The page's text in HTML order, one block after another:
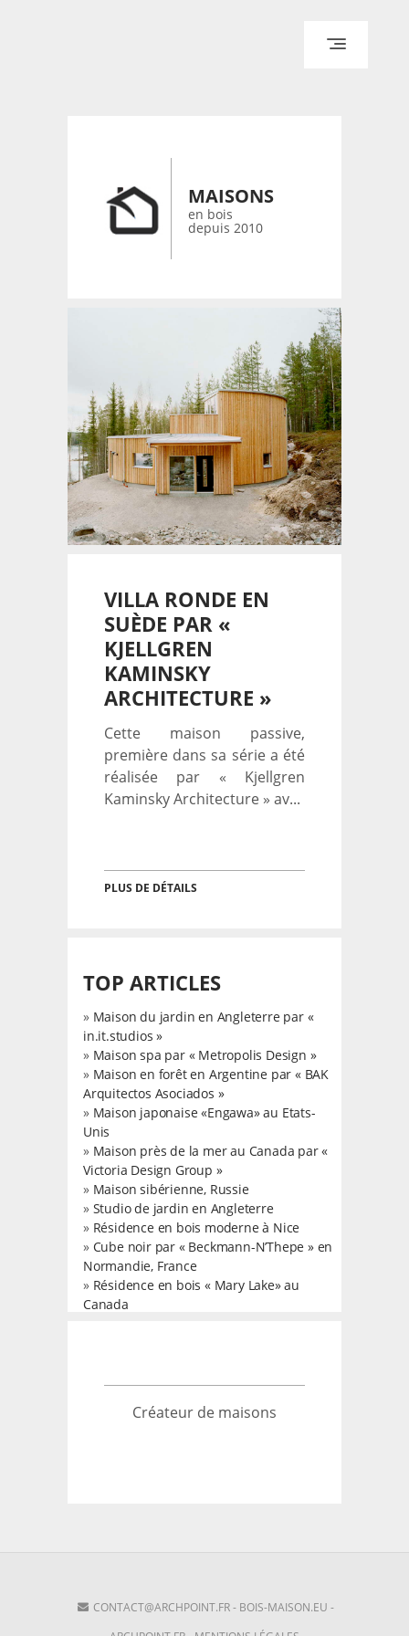
CONTACT
MAISONS
en bois
depuis 2010
VILLA RONDE EN
SUÈDE PAR «
KJELLGREN
KAMINSKY
ARCHITECTURE »
Cette maison passive,
première dans sa série a été
réalisée par « Kjellgren
Kaminsky Architecture » av...
PLUS DE DÉTAILS
TOP ARTICLES
» Maison du jardin en Angleterre par «
in.it.studios »
» Maison spa par « Metropolis Design »
» Maison en forêt en Argentine par « BAK
Arquitectos Asociados »
» Maison japonaise «Engawa» au Etats-
Unis
» Maison près de la mer au Canada par «
Victoria Design Group »
» Maison sibérienne, Russie
» Studio de jardin en Angleterre
» Résidence en bois moderne à Nice
» Cube noir par « Beckmann-N’Thepe » en
Normandie, France
» Résidence en bois « Mary Lake» au
Canada
Créateur de maisons
CONTACT@ARCHPOINT.FR- BOIS-MAISON.EU -